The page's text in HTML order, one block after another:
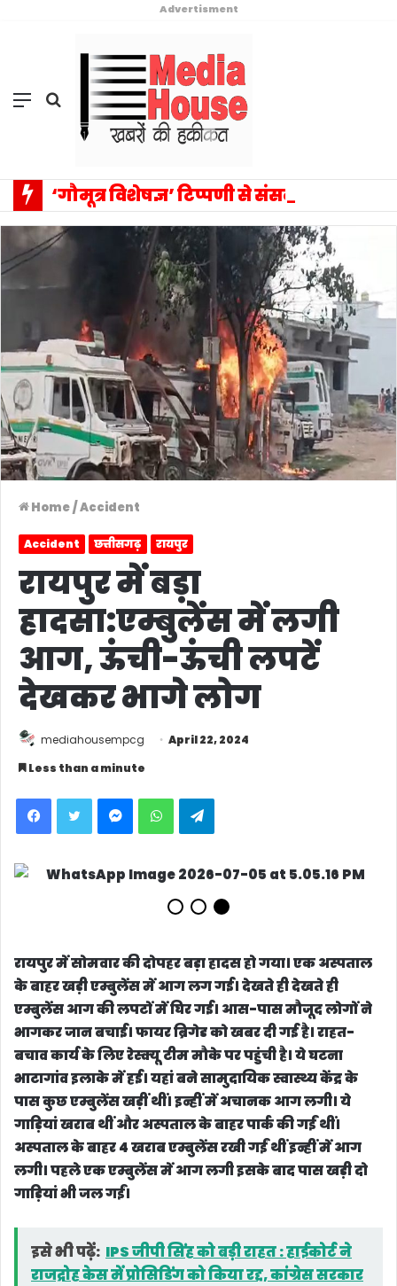
Advertisment
Menu Search
for
Home/Accident
Accident छत्तीसगढ़ रायपुर
रायपुर में बड़ा
हादसा:एम्बुलेंस में लगी
आग, ऊंची-ऊंची लपटें
देखकर भागे लोग
mediahousempcg
April 22, 2024
Less than a minute
Facebook Twitter Messenger WhatsApp
रायपुर में सोमवार की दोपहर बड़ा हादस हाे गया। एक अस्पताल
के बाहर खड़ी एम्बुलेंस में आग लग गई। देखते ही देखते ही
एम्बुलेंस आग की लपटों में घिर गई। आस-पास मौजूद लोगों ने
भागकर जान बचाई। फायर ब्रिगेड को खबर दी गई है। राहत-
बचाव कार्य के लिए रेस्क्यू टीम मौके पर पहुंची है। ये घटना
भाटागांव इलाके में हई। यहां बने सामुदायिक स्वास्थ्य केंद्र के
पास कुछ एम्बुलेंस खड़ीं थीं। इन्हीं में अचानक आग लगी। ये
गाड़ियां खराब थीं और अस्पताल के बाहर पार्क की गईं थीं।
अस्पताल के बाहर 4 खराब एम्बुलेंस रखी गईं थीं इन्हीं में आग
लगी। पहले एक एम्बुलेंस में आग लगी इसके बाद पास खड़ी दो
गाड़ियां भी जल गईं।
इसे भी पढ़ें: IPS जीपी सिंह को बड़ी राहत : हाईकोर्ट ने
राजद्रोह केस में प्रोसिडिंग को किया रद्द, कांग्रेस सरकार